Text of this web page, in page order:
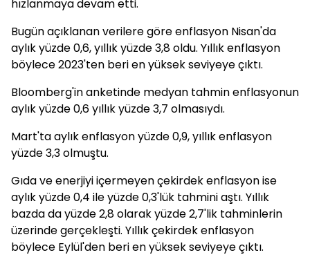
hızlanmaya devam etti.
Bugün açıklanan verilere göre enflasyon Nisan'da
aylık yüzde 0,6, yıllık yüzde 3,8 oldu. Yıllık enflasyon
böylece 2023'ten beri en yüksek seviyeye çıktı.
Bloomberg'in anketinde medyan tahmin enflasyonun
aylık yüzde 0,6 yıllık yüzde 3,7 olmasıydı.
Mart'ta aylık enflasyon yüzde 0,9, yıllık enflasyon
yüzde 3,3 olmuştu.
Gıda ve enerjiyi içermeyen çekirdek enflasyon ise
aylık yüzde 0,4 ile yüzde 0,3'lük tahmini aştı. Yıllık
bazda da yüzde 2,8 olarak yüzde 2,7'lik tahminlerin
üzerinde gerçekleşti. Yıllık çekirdek enflasyon
böylece Eylül'den beri en yüksek seviyeye çıktı.